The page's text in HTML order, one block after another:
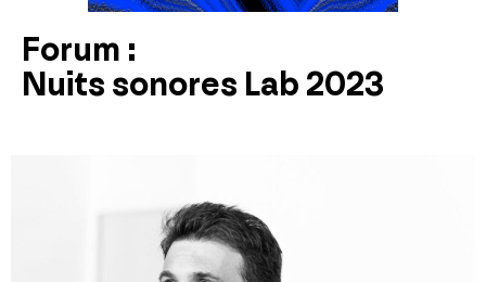
Forum :
Nuits sonores Lab 2023